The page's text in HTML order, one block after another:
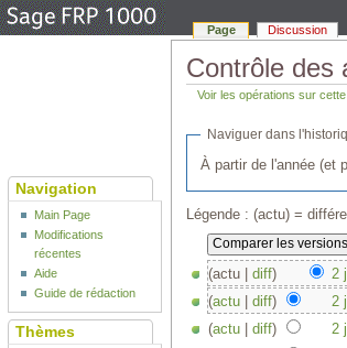
Contrôle des
Voir les opérations sur
Naviguer dans
À partir de l'année (et
Légende : (actu) =
(actu | diff) 2
(actu| diff) 2
(actu| diff) 2
Page Discussion
Navigation
Main Page
Modifications
récentes
Aide
Guide de rédaction
Thèmes